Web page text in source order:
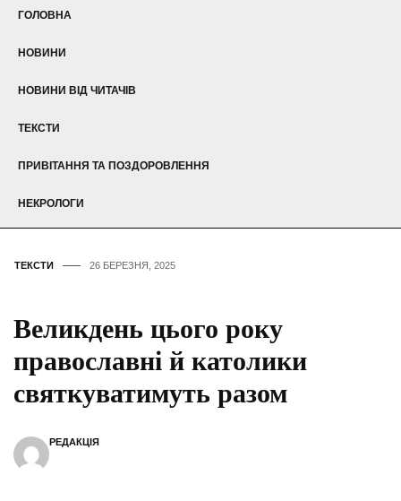
ГОЛОВНА
НОВИНИ
НОВИНИ ВІД ЧИТАЧІВ
ТЕКСТИ
ПРИВІТАННЯ ТА ПОЗДОРОВЛЕННЯ
НЕКРОЛОГИ
ТЕКСТИ 26 БЕРЕЗНЯ, 2025
Великдень цього року
православні й католики
святкуватимуть разом
РЕДАКЦІЯ